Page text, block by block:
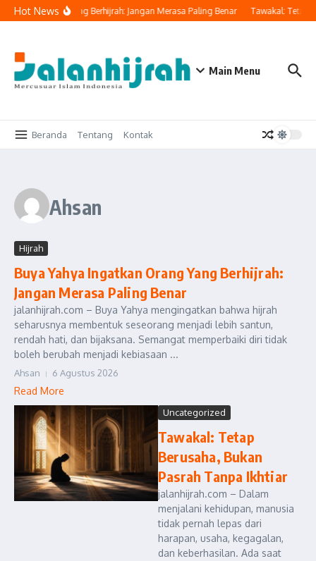
Lewati ke konten
Hot News
Ingatkan Orang Yang Berhijrah: Jangan Merasa Paling Benar Tawakal: Tetap
Main Menu
Beranda Tentang Kontak
Ahsan
Hijrah
Buya Yahya Ingatkan Orang Yang Berhijrah:
Jangan Merasa Paling Benar
jalanhijrah.com – Buya Yahya mengingatkan bahwa hijrah
seharusnya membentuk seseorang menjadi lebih santun,
rendah hati, dan bijaksana. Semangat memperbaiki diri tidak
boleh berubah menjadi kebiasaan ...
Ahsan 6 Agustus 2026
Read More
Uncategorized
Tawakal: Tetap
Berusaha, Bukan
Pasrah Tanpa Ikhtiar
jalanhijrah.com – Dalam
menjalani kehidupan, manusia
tidak pernah lepas dari
harapan, usaha, kegagalan,
dan keberhasilan. Ada saat